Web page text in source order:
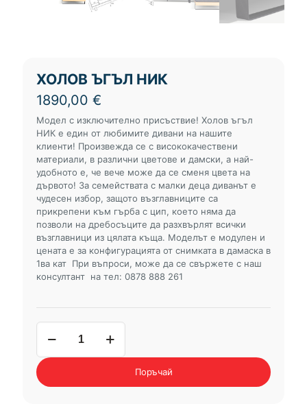
ХОЛОВ ЪГЪЛ НИК
1890,00 €
Модел с изключително присъствие! Холов ъгъл
НИК е един от любимите дивани на нашите
клиенти! Произвежда се с висококачествени
материали, в различни цветове и дамски, а най-
удобното е, че вече може да се сменя цвета на
дървото! За семействата с малки деца диванът е
чудесен избор, защото възглавниците са
прикрепени към гърба с цип, което няма да
позволи на дребосъците да разхвърлят всички
възглавници из цялата къща. Моделът е модулен и
цената е за конфигурацията от снимката в дамаска в
1ва кат При въпроси, може да се свържете с наш
консултант на тел: 0878 888 261
ъгъл
НИК
Поръчай